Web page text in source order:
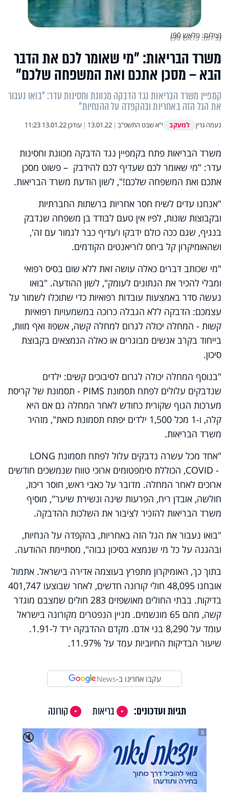
משרד הבריאות: "מי שאומר לכם את הדבר
הבא – מסכן אתכם ואת המשפחה שלכם"
קמפיין משרד הבריאות נגד הדבקה מכוונת וחסינות עדר: "בואו נעבור
את הגל הזה באחריות ובהקפדה על ההנחיות"
נעמה גרין למעקב י"א שבט התשפ"ב |
13.01.22
| עודכן13.01.22 11:23
(צילום: פלאש 90)
משרד הבריאות פתח בקמפיין נגד הדבקה מכוונת וחסינות
עדר: "מי שאומר לכם שעדיף לכם להידבק – פשוט מסכן
אתכם ואת המשפחה שלכם!", לשון הודעת משרד הבריאות.
"אנחנו עדים לשיח חסר אחריות ברשתות החברתיות
ובקבוצות שונות, לפיו אין טעם לבודד בן משפחה שנדבק
בנגיף, שגם ככה כולם ידבקו ו'עדיף כבר לגמור עם זה',
ושהאומיקרון קל ביחס לוריאנטים הקודמים.
"מי שכותב דברים כאלה עושה זאת ללא שום בסיס רפואי
ומבלי להכיר את הנתונים לעומק", לשון ההודעה. "בואו
נעשה סדר באמצעות עובדות רפואיות כדי שתוכלו לשמור על
עצמכם: הדבקה ללא הגבלה כרוכה במשמעויות רפואיות
קשות - המחלה יכולה לגרום למחלה קשה, אשפוז ואף מוות,
בייחוד בקרב אנשים מבוגרים או כאלה הנמצאים בקבוצת
סיכון.
"בנוסף המחלה יכולה לגרום לסיבוכים קשים: ילדים
שנדבקים עלולים לפתח תסמונת PIMS - תסמונת של קריסת
מערכות הגוף שקורית כחודש לאחר המחלה גם אם היא
קלה, ו-1 מכל 1,500 ילדים יפתח תסמונת כזאת", מזהיר
משרד הבריאות.
"אחד מכל עשרה נדבקים עלול לפתח תסמונת LONG
COVID -, הכוללת סימפטומים ארוכי טווח שנמשכים חודשים
ארוכים לאחר המחלה. מדובר על כאבי ראש, חוסר ריכוז,
חולשה, אובדן ריח, הפרעות שינה ונשירת שיער", מוסיף
משרד הבריאות להזכיר לציבור את השלכות ההדבקה.
"בואו נעבור את הגל הזה באחריות, בהקפדה על הנחיות,
ובהגנה על כל מי שנמצא בסיכון גבוה", מסתיימת ההודעה.
בתוך כך, האומיקרון מתפרץ בעוצמה אדירה בישראל. אתמול
אובחנו 48,095 חולי קורונה חדשים, לאחר שבוצעו 401,747
בדיקות. בבתי החולים מאושפזים 283 חולים שמצבם מוגדר
קשה, מהם 65 מונשמים. מניין הנפטרים מקורונה בישראל
עומד על 8,290 בני אדם. מקדם ההדבקה ירד ל-1.91.
שיעור הבדיקות החיוביות עמד על 11.97%.
עקבו אחרינו ב-News
תגיות ועדכונים: בריאות
קורונה
🔇
X